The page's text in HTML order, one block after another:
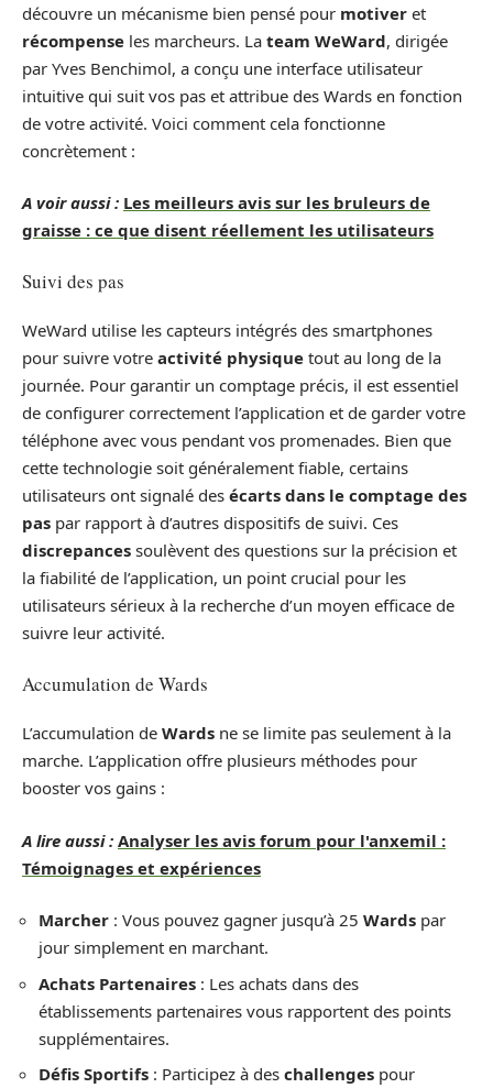
découvre un mécanisme bien pensé pour motiver et
récompense les marcheurs. La team WeWard, dirigée
par Yves Benchimol, a conçu une interface utilisateur
intuitive qui suit vos pas et attribue des Wards en fonction
de votre activité. Voici comment cela fonctionne
concrètement :
A voir aussi : Les meilleurs avis sur les bruleurs de
graisse : ce que disent réellement les utilisateurs
Suivi des pas
WeWard utilise les capteurs intégrés des smartphones
pour suivre votre activité physique tout au long de la
journée. Pour garantir un comptage précis, il est essentiel
de configurer correctement l’application et de garder votre
téléphone avec vous pendant vos promenades. Bien que
cette technologie soit généralement fiable, certains
utilisateurs ont signalé des écarts dans le comptage des
pas par rapport à d’autres dispositifs de suivi. Ces
discrepances soulèvent des questions sur la précision et
la fiabilité de l’application, un point crucial pour les
utilisateurs sérieux à la recherche d’un moyen efficace de
suivre leur activité.
Accumulation de Wards
L’accumulation de Wards ne se limite pas seulement à la
marche. L’application offre plusieurs méthodes pour
booster vos gains :
A lire aussi : Analyser les avis forum pour l'anxemil :
Témoignages et expériences
Marcher : Vous pouvez gagner jusqu’à 25 Wards par
jour simplement en marchant.
Achats Partenaires : Les achats dans des
établissements partenaires vous rapportent des points
supplémentaires.
Défis Sportifs : Participez à des challenges pour